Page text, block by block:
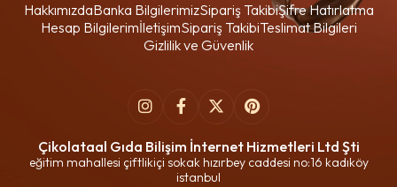
HakkımızdaBanka BilgilerimizSipariş TakibiŞifre Hatırlatma
Hesap BilgilerimİletişimSipariş TakibiTeslimat Bilgileri
Gizlilik ve Güvenlik
Çikolataal Gıda Bilişim İnternet Hizmetleri Ltd Şti
eğitim mahallesi çiftlikiçi sokak hızırbey caddesi no:16 kadıköy
istanbul